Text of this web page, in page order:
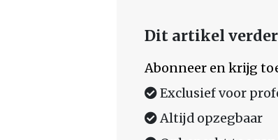
Dit artikel verder
Abonneer en krijg
Exclusief voor
Altijd opzegbaar